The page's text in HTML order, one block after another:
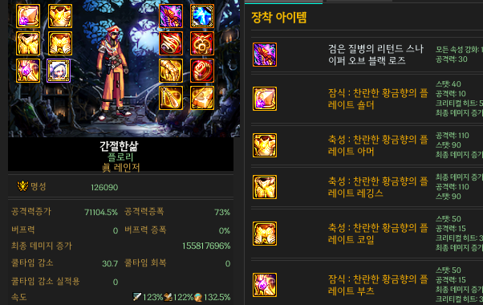
>
간절한삶
플로리
眞 레인저
명성 126090
공격력증가 71104.5% 공격력증폭 73%
버프력 0 버프력 증폭 0%
최종 데미지 증가
155817696%
쿨타임 감소
30.7 쿨타임 회복 0
쿨타임 감소 실적용 0
속도 123% 122% 132.5%
검은 질병의 리턴드 스나
이퍼 오브 블랙 로즈
모든 속성 강화:
공격력: 30
잠식 : 찬란한 황금향의 플
레이트 숄더
스탯: 40
공격력: 10
크리티컬 히트:
최종 데미지 증
축성 : 찬란한 황금향의 플
레이트 아머
공격력: 110
스탯: 90
최종 데미지 증
축성 : 찬란한 황금향의 플
레이트 레깅스
최종 데미지 증
공격력: 110
스탯: 90
축성 : 찬란한 황금향의 플
레이트 코일
스탯: 50
공격력: 15
크리티컬 히트:
최종 데미지 증
잠식 : 찬란한 황금향의 플
레이트 부츠
스탯: 50
공격력: 15
최종 데미지 증
크리티컬 히트: